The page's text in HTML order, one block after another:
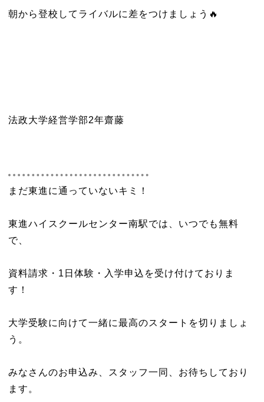
朝から登校してライバルに差をつけましょう🔥
法政大学経営学部2年齋藤
まだ東進に通っていないキミ！
東進ハイスクールセンター南駅では、いつでも無料
で、
資料請求・1日体験・入学申込を受け付けておりま
す！
大学受験に向けて一緒に最高のスタートを切りましょ
う。
みなさんのお申込み、スタッフ一同、お待ちしており
ます。